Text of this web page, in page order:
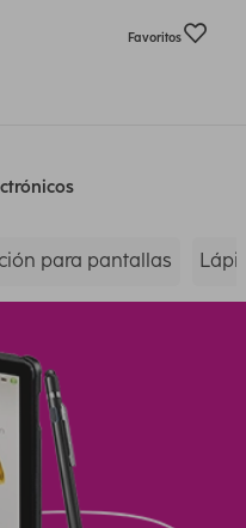
Favoritos
para pantallas